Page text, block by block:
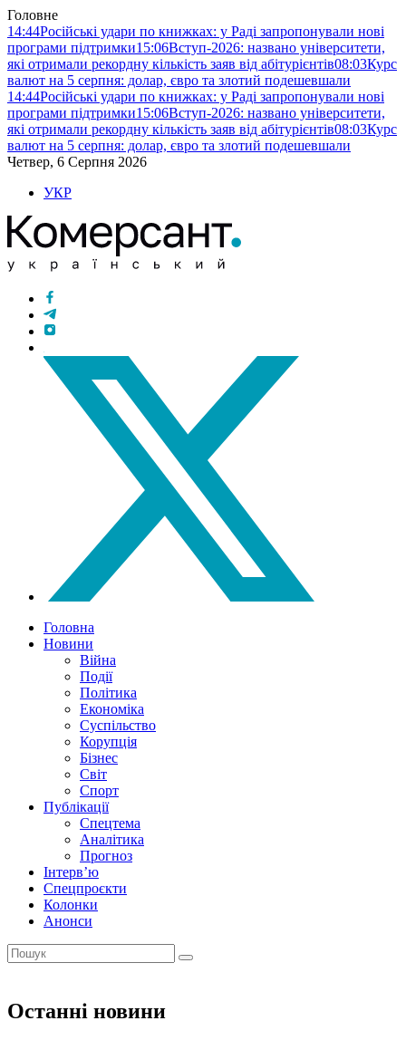
Головне
14:44Російські удари по книжках: у Раді запропонували нові
програми підтримки15:06Вступ-2026: названо університети,
які отримали рекордну кількість заяв від абітурієнтів08:03Курс
валют на 5 серпня: долар, євро та злотий подешевшали
14:44Російські удари по книжках: у Раді запропонували нові
програми підтримки15:06Вступ-2026: названо університети,
які отримали рекордну кількість заяв від абітурієнтів08:03Курс
валют на 5 серпня: долар, євро та злотий подешевшали
Четвер, 6 Серпня 2026
УКР
Головна
Новини
Війна
Події
Політика
Економіка
Суспільство
Корупція
Бізнес
Світ
Спорт
Публікації
Спецтема
Аналітика
Прогноз
Інтерв’ю
Спецпроєкти
Колонки
Анонси
Останні новини